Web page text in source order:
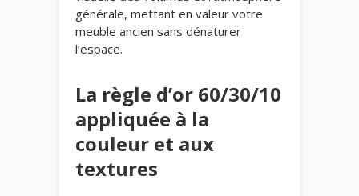
générale, mettant en valeur votre
meuble ancien sans dénaturer
l’espace.
La règle d’or 60/30/10
appliquée à la
couleur et aux
textures